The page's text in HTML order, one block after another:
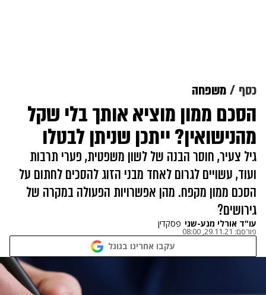
כסף משפחה
הסכם ממון מוציא אותך בלי שקל
מהנישואין? ייתכן שניתן לבטלו
גיל צעיר, חוסר הבנה של לשון משפטית, פערי תרבות
ועוד, עשויים לגרום לאחד מבני הזוג להסכים לחתום על
הסכם ממון מקפח. מהן אפשרויות הפעולה במקרה של
גירושים?
עו"ד אורלי מנע-שני פסקדין
פורסם: 29.11.21, 08:00
עקבו אחרינו בגוגל